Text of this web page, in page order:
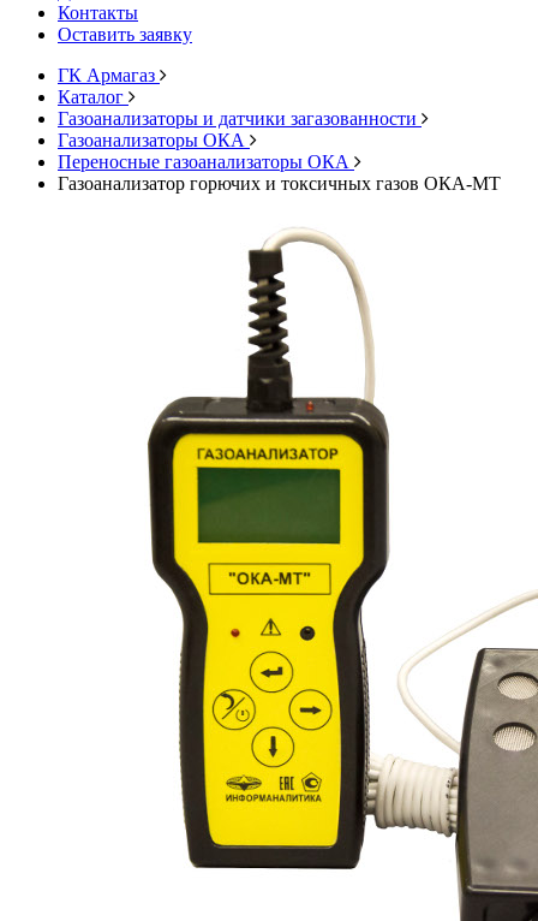
Контакты
Оставить заявку
ГК Армагаз
Каталог
Газоанализаторы и датчики загазованности
Газоанализаторы ОКА
Переносные газоанализаторы ОКА
Газоанализатор горючих и токсичных газов ОКА-МТ